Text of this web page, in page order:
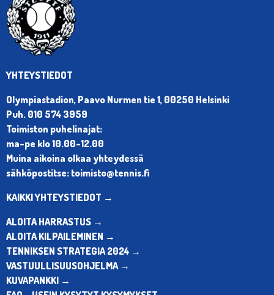
YHTEYSTIEDOT
Olympiastadion, Paavo Nurmen tie 1, 00250 Helsinki
Puh. 010 574 3959
Toimiston puhelinajat:
ma-pe klo 10.00-12.00
Muina aikoina olkaa yhteydessä
sähköpostitse: toimisto@tennis.fi
KAIKKI YHTEYSTIEDOT →
ALOITA HARRASTUS →
ALOITA KILPAILEMINEN →
TENNIKSEN STRATEGIA 2024 →
VASTUULLISUUSOHJELMA →
KUVAPANKKI →